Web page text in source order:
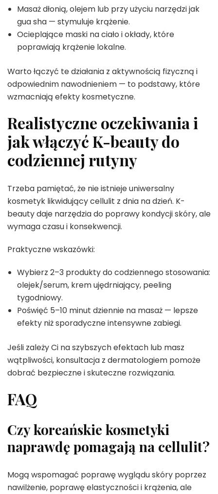
Masaż dłonią, olejem lub przy użyciu narzędzi jak
gua sha — stymuluje krążenie.
Ocieplające maski na ciało i okłady, które
poprawiają krążenie lokalne.
Warto łączyć te działania z aktywnością fizyczną i
odpowiednim nawodnieniem — to podstawy, które
wzmacniają efekty kosmetyczne.
Realistyczne oczekiwania i
jak włączyć K-beauty do
codziennej rutyny
Trzeba pamiętać, że nie istnieje uniwersalny
kosmetyk likwidujący cellulit z dnia na dzień. K-
beauty daje narzędzia do poprawy kondycji skóry, ale
wymaga czasu i konsekwencji.
Praktyczne wskazówki:
Wybierz 2–3 produkty do codziennego stosowania:
olejek/serum, krem ujędrniający, peeling
tygodniowy.
Poświęć 5–10 minut dziennie na masaż — lepsze
efekty niż sporadyczne intensywne zabiegi.
Jeśli zależy Ci na szybszych efektach lub masz
wątpliwości, konsultacja z dermatologiem pomoże
dobrać bezpieczne i skuteczne rozwiązania.
FAQ
Czy koreańskie kosmetyki
naprawdę pomagają na cellulit?
Mogą wspomagać poprawę wyglądu skóry poprzez
nawilżenie, poprawę elastyczności i krążenia, ale